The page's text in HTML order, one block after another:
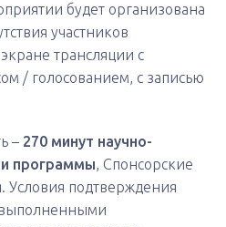
будет организована
участников
трансляции с
/ голосованием, с записью
– 270 минут научно-
программы, Спонсорские
Условия подтверждения
выполненными